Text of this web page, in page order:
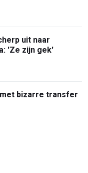
uit naar
'Ze zijn gek'
bizarre transfer